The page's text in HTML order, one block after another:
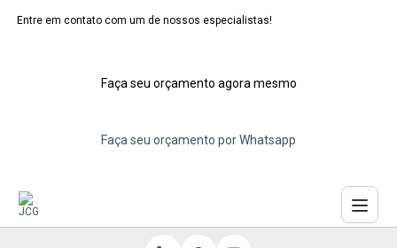
Entre em contato com um de nossos especialistas!
Faça seu orçamento agora mesmo
Faça seu orçamento por Whatsapp